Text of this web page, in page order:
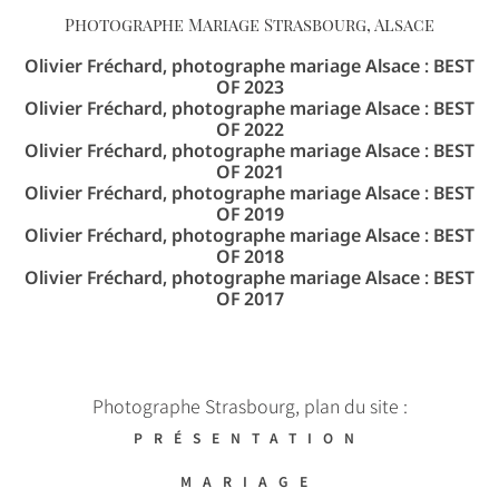
Photographe Mariage Strasbourg, Alsace
Olivier Fréchard, photographe mariage Alsace : BEST
OF 2023
Olivier Fréchard, photographe mariage Alsace : BEST
OF 2022
Olivier Fréchard, photographe mariage Alsace : BEST
OF 2021
Olivier Fréchard, photographe mariage Alsace : BEST
OF 2019
Olivier Fréchard, photographe mariage Alsace : BEST
OF 2018
Olivier Fréchard, photographe mariage Alsace : BEST
OF 2017
Photographe Strasbourg, plan du site :
PRÉSENTATION
MARIAGE